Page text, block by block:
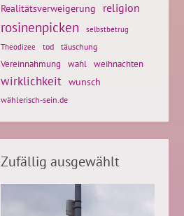
Realitätsverweigerung religion
rosinenpicken
selbstbetrug
Theodizee
tod täuschung
Vereinnahmung wahl weihnachten
wirklichkeit wunsch
wählerisch-sein.de
Zufällig ausgewählt